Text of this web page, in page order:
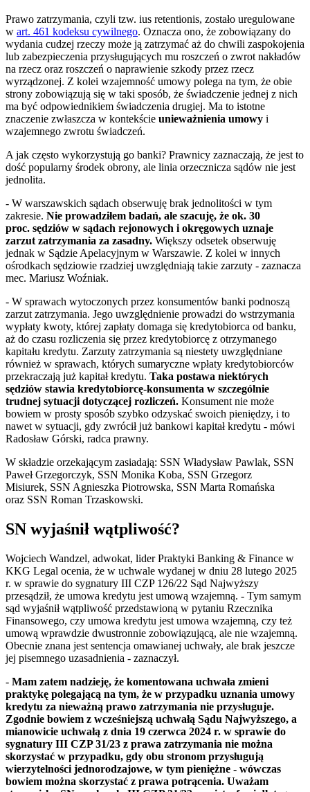
Prawo zatrzymania, czyli tzw. ius retentionis, zostało uregulowane
w art. 461 kodeksu cywilnego. Oznacza ono, że zobowiązany do
wydania cudzej rzeczy może ją zatrzymać aż do chwili zaspokojenia
lub zabezpieczenia przysługujących mu roszczeń o zwrot nakładów
na rzecz oraz roszczeń o naprawienie szkody przez rzecz
wyrządzonej. Z kolei wzajemność umowy polega na tym, że obie
strony zobowiązują się w taki sposób, że świadczenie jednej z nich
ma być odpowiednikiem świadczenia drugiej. Ma to istotne
znaczenie zwłaszcza w kontekście unieważnienia umowy i
wzajemnego zwrotu świadczeń.
A jak często wykorzystują go banki? Prawnicy zaznaczają, że jest to
dość popularny środek obrony, ale linia orzecznicza sądów nie jest
jednolita.
- W warszawskich sądach obserwuję brak jednolitości w tym
zakresie. Nie prowadziłem badań, ale szacuję, że ok. 30
proc. sędziów w sądach rejonowych i okręgowych uznaje
zarzut zatrzymania za zasadny. Większy odsetek obserwuję
jednak w Sądzie Apelacyjnym w Warszawie. Z kolei w innych
ośrodkach sędziowie rzadziej uwzględniają takie zarzuty - zaznacza
mec. Mariusz Woźniak.
- W sprawach wytoczonych przez konsumentów banki podnoszą
zarzut zatrzymania. Jego uwzględnienie prowadzi do wstrzymania
wypłaty kwoty, której zapłaty domaga się kredytobiorca od banku,
aż do czasu rozliczenia się przez kredytobiorcę z otrzymanego
kapitału kredytu. Zarzuty zatrzymania są niestety uwzględniane
również w sprawach, których sumaryczne wpłaty kredytobiorców
przekraczają już kapitał kredytu. Taka postawa niektórych
sędziów stawia kredytobiorcę-konsumenta w szczególnie
trudnej sytuacji dotyczącej rozliczeń. Konsument nie może
bowiem w prosty sposób szybko odzyskać swoich pieniędzy, i to
nawet w sytuacji, gdy zwrócił już bankowi kapitał kredytu - mówi
Radosław Górski, radca prawny.
W składzie orzekającym zasiadają: SSN Władysław Pawlak, SSN
Paweł Grzegorczyk, SSN Monika Koba, SSN Grzegorz
Misiurek, SSN Agnieszka Piotrowska, SSN Marta Romańska
oraz SSN Roman Trzaskowski.
SN wyjaśnił wątpliwość?
Wojciech Wandzel, adwokat, lider Praktyki Banking & Finance w
KKG Legal ocenia, że w uchwale wydanej w dniu 28 lutego 2025
r. w sprawie do sygnatury III CZP 126/22 Sąd Najwyższy
przesądził, że umowa kredytu jest umową wzajemną. - Tym samym
sąd wyjaśnił wątpliwość przedstawioną w pytaniu Rzecznika
Finansowego, czy umowa kredytu jest umowa wzajemną, czy też
umową wprawdzie dwustronnie zobowiązującą, ale nie wzajemną.
Obecnie znana jest sentencja omawianej uchwały, ale brak jeszcze
jej pisemnego uzasadnienia - zaznaczył.
- Mam zatem nadzieję, że komentowana uchwała zmieni
praktykę polegającą na tym, że w przypadku uznania umowy
kredytu za nieważną prawo zatrzymania nie przysługuje.
Zgodnie bowiem z wcześniejszą uchwałą Sądu Najwyższego, a
mianowicie uchwałą z dnia 19 czerwca 2024 r. w sprawie do
sygnatury III CZP 31/23 z prawa zatrzymania nie można
skorzystać w przypadku, gdy obu stronom przysługują
wierzytelności jednorodzajowe, w tym pieniężne - wówczas
bowiem można skorzystać z prawa potrącenia. Uważam